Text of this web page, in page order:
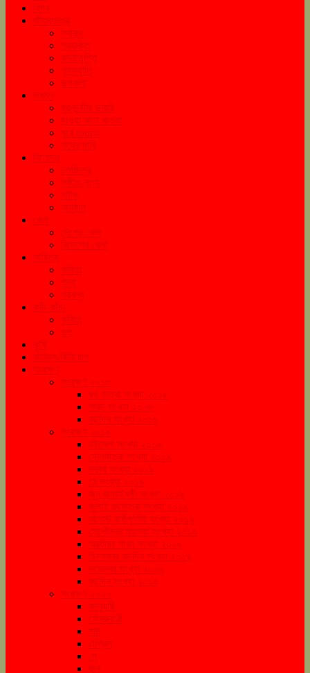
বিশ্ব
জীবনযাত্রা
স্বাস্থ্য
প্রযুক্তি
রসনাতৃপ্তি
গৃহস্থালি
রূপকলা
ভ্রমণ
ঘুরনচন্ডীর ডায়রি
যাওয়া মানে খাওয়া
ঘুরে tourএ
পথের দাবি
বিনোদন
চলচ্চিত্র
সঙ্গীত-নৃত্য
নাটক
অনুষ্ঠান
খেলা
দেশের খেলা
বিদেশের খেলা
সাহিত্য
কবিতা
গদ্য
প্রবন্ধ
কচি-কাঁচা
কবিতা
গল্প
কৃষি
বানিজ্য/বিনিয়োগ
সংরক্ষণ
সংরক্ষণ ২০১৮
রথ যাত্রা সংখ্যা ২০১৮
শারদ সংখ্যা ২০১৮
বড়দিন সংখ্যা ২০১৮
সংরক্ষণ ২০১৯
বইমেলা সংখ্যা ২০১৯
দোলযাত্রা সংখ্যা ২০১৯
নববর্ষ সংখ্যা ২০১৯
মে সংখ্যা ২০১৯
জুন জামাইষষ্ঠী সংখ্যা ২০১৯
জুলাই রথযাত্রা সংখ্যা ২০১৯
আগস্ট রাখীপূর্ণিমা সংখ্যা ২০১৯
সেপ্টেম্বর মহালয়া সংখ্যা ২০১৯
অক্টোবর শারদ সংখ্যা ২০১৯
ডিসেম্বর বড়দিন সংখ্যা ২০১৯
নভেম্বর সংখ্যা ২০১৯
বড়দিন সংখ্যা ২০১৯
সংরক্ষণ ২০২০
জানুয়ারী
ফেব্রুয়ারী
মার্চ
এপ্রিল
মে
জুন